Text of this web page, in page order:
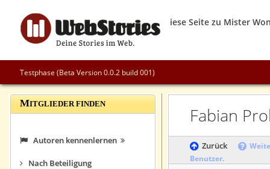
Testphase (Beta Version 0.0.2 build 001)
Fabian
Zurück
Benutzer.
MITGLIEDER FINDEN
Autoren kennenlernen
Nach Beteiligung